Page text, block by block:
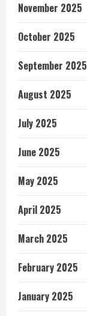
November 2025
October 2025
September 2025
August 2025
July 2025
June 2025
May 2025
April 2025
March 2025
February 2025
January 2025